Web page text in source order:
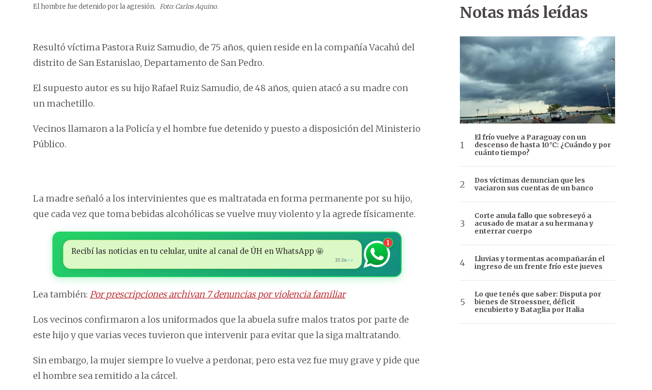
El hombre fue detenido por la agresión. Foto: Carlos Aquino.
Resultó víctima Pastora Ruiz Samudio, de 75 años, quien reside en la compañía Vacahú del
distrito de San Estanislao, Departamento de San Pedro.
El supuesto autor es su hijo Rafael Ruiz Samudio, de 48 años, quien atacó a su madre con
un machetillo.
Vecinos llamaron a la Policía y el hombre fue detenido y puesto a disposición del Ministerio
Público.
La madre señaló a los intervinientes que es maltratada en forma permanente por su hijo,
que cada vez que toma bebidas alcohólicas se vuelve muy violento y la agrede físicamente.
Recibí las noticias en tu celular, unite al canal de ÚH en WhatsApp 🤩
23:26 ✓✓
1
Lea también: Por prescripciones archivan 7 denuncias por violencia familiar
Los vecinos confirmaron a los uniformados que la abuela sufre malos tratos por parte de
este hijo y que varias veces tuvieron que intervenir para evitar que la siga maltratando.
Sin embargo, la mujer siempre lo vuelve a perdonar, pero esta vez fue muy grave y pide que
el hombre sea remitido a la cárcel.
Notas más leídas
El frío vuelve a Paraguay con un
descenso de hasta 10°C: ¿Cuándo y por
cuánto tiempo?
Dos víctimas denuncian que les
vaciaron sus cuentas de un banco
Corte anula fallo que sobreseyó a
acusado de matar a su hermana y
enterrar cuerpo
Lluvias y tormentas acompañarán el
ingreso de un frente frío este jueves
Lo que tenés que saber: Disputa por
bienes de Stroessner, déficit
encubierto y Bataglia por Italia